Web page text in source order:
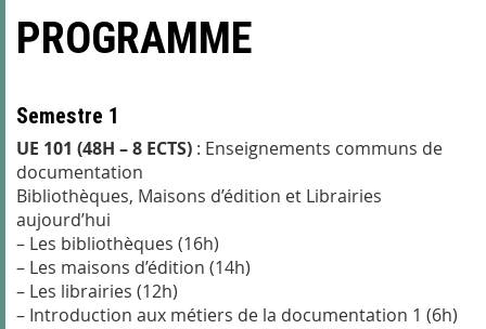
PROGRAMME
Semestre 1
UE 101 (48H – 8 ECTS) : Enseignements communs de
documentation
Bibliothèques, Maisons d’édition et Librairies
aujourd’hui
– Les bibliothèques (16h)
– Les maisons d’édition (14h)
– Les librairies (12h)
– Introduction aux métiers de la documentation 1 (6h)